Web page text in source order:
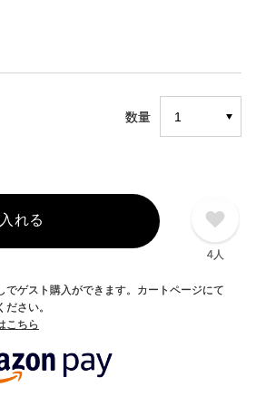
数量
れる
4人
ゲスト購入ができます。カートページにて
さい。
こちら